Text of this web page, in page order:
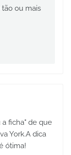
tão ou mais
a ficha" de que
York.A dica
ótima!